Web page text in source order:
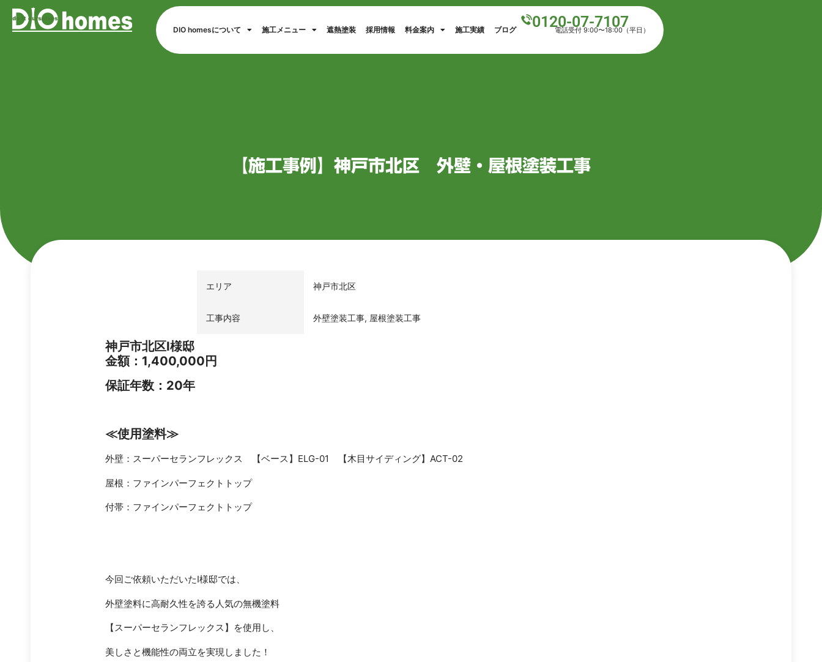
DIO homesについて 施工メニュー 遮熱塗装 採用情報 料金案内 施工実績 ブログ 0120-07-7107
電話受付 9:00〜18:00（平日）
【施工事例】神戸市北区 外壁・屋根塗装工事
エリア 神戸市北区
工事内容 外壁塗装工事, 屋根塗装工事
神戸市北区I様邸
金額：1,400,000円
保証年数：20年
≪使用塗料≫
外壁：スーパーセランフレックス 【ベース】ELG-01 【木目サイディング】ACT-02
屋根：ファインパーフェクトトップ
付帯：ファインパーフェクトトップ
今回ご依頼いただいたI様邸では、
外壁塗料に高耐久性を誇る人気の無機塗料
【スーパーセラ ンフレックス】 を使用 し、
美 し さ と機能性の両立を実現 しま した！